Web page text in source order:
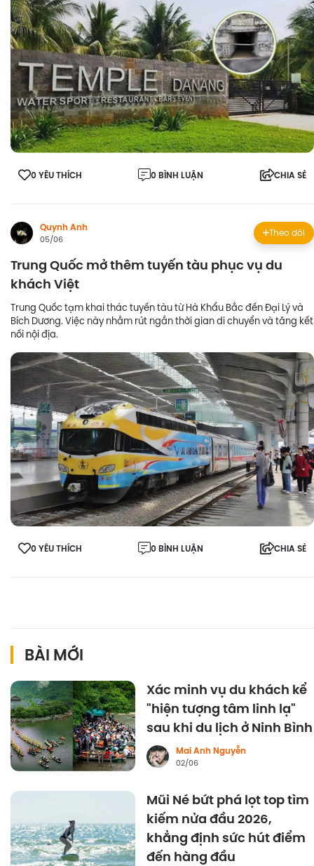
0 YÊU THÍCH 0 BÌNH LUẬN CHIA SẺ
Quynh Anh
05/06
Theo dõi
Trung Quốc mở thêm tuyến tàu phục vụ du
khách Việt
Trung Quốc tạm khai thác tuyến tàu từ Hà Khẩu Bắc đến Đại Lý và
Bích Dương. Việc này nhằm rút ngắn thời gian di chuyển và tăng kết
nối nội địa.
0 YÊU THÍCH 0 BÌNH LUẬN CHIA SẺ
BÀI MỚI
Xác minh vụ du khách kể
"hiện tượng tâm linh lạ"
sau khi du lịch ở Ninh Bình
Mai Anh Nguyễn
02/06
Mũi Né bứt phá lọt top tìm
kiếm nửa đầu 2026,
khẳng định sức hút điểm
đến hàng đầu